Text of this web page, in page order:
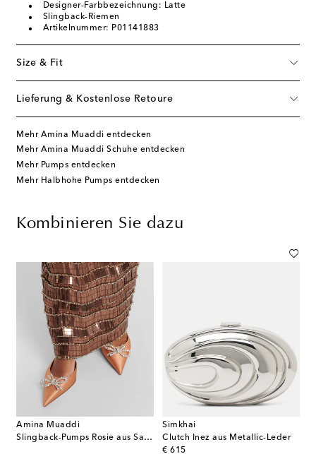
Designer-Farbbezeichnung: Latte
Slingback-Riemen
Artikelnummer: P01141883
Size & Fit
Lieferung & Kostenlose Retoure
Mehr Amina Muaddi entdecken
Mehr Amina Muaddi Schuhe entdecken
Mehr Pumps entdecken
Mehr Halbhohe Pumps entdecken
Kombinieren Sie dazu
Amina Muaddi
Slingback-Pumps Rosie aus Satin mit Kristallen
Simkhai
Clutch Inez aus Metallic-Leder
€ 615
original price